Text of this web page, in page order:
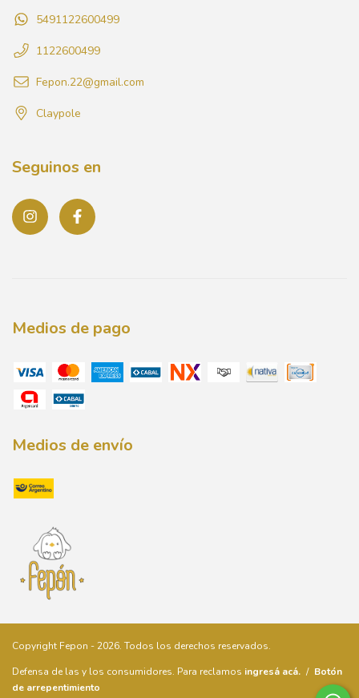
5491122600499
1122600499
Fepon.22@gmail.com
Claypole
Seguinos en
Medios de pago
Medios de envío
Copyright Fepon - 2026. Todos los derechos reservados.
Defensa de las y los consumidores. Para reclamos ingresá acá. / Botón
de arrepentimiento